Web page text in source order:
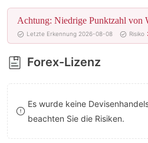
4
5
6
7
8
9
8
9
Achtung: Niedrige Punktzahl von
Letzte Erkennung 2026-08-08 Risiko
Forex-Lizenz
Es wurde keine
beachten Sie die Risiken.